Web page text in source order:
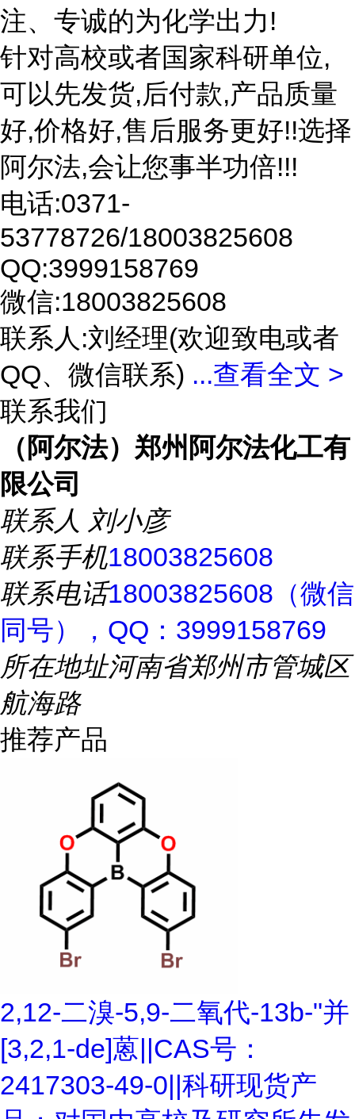
注、专诚的为化学出力!
针对高校或者国家科研单位,
可以先发货,后付款,产品质量
好,价格好,售后服务更好!!选择
阿尔法,会让您事半功倍!!!
电话:0371-
53778726/18003825608
QQ:3999158769
微信:18003825608
联系人:刘经理(欢迎致电或者
QQ、微信联系) ...查看全文 >
联系我们
（阿尔法）郑州阿尔法化工有
限公司
联系人 刘小彦
联系手机18003825608
联系电话18003825608（微信
同号），QQ：3999158769
所在地址河南省郑州市管城区
航海路
推荐产品
2,12-二溴-5,9-二氧代-13b-"并
[3,2,1-de]蒽||CAS号：
2417303-49-0||科研现货产